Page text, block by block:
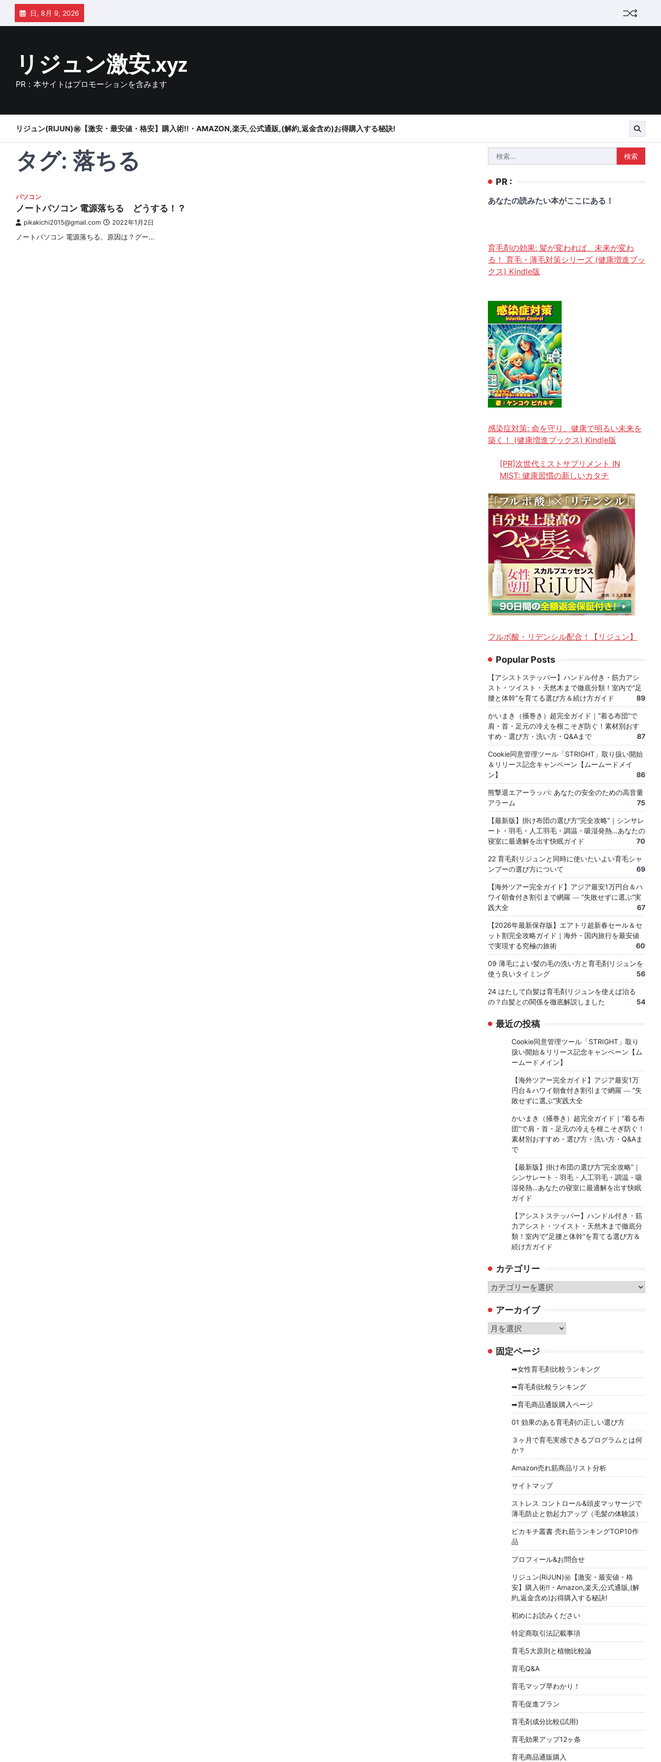
Skip
content
日, 8月 9, 2026
リジュン激安.xyz
PR：本サイトはプロモーションを含みます
リジュン(RIJUN)㊙【激安・最安値・格安】購入術!!・AMAZON,楽天,公式通販,(解約,返金含め)お得購入する秘訣!
タグ: 落ちる
パソコン
ノートパソコン 電源落ちる どうする！？
pikakichi2015@gmail.com 2022年1月2日
ノートパソコン 電源落ちる。原因は？グー…
索:
PR :
あなたの読みたい本がここにある！
育毛剤の効果: 髪が変われば、未来が変わ
る！ 育毛・薄毛対策シリーズ (健康増進ブッ
クス) Kindle版
感染症対策: 命を守り、健康で明るい未来を
築く！ (健康増進ブックス) Kindle版
[PR]次世代ミストサプリメント IN
MIST: 健康習慣の新しいカタチ
フルボ酸・リデンシル配合！【リジュン】
Popular Posts
【アシストステッパー】ハンドル付き・筋力アシ
スト・ツイスト・天然木まで徹底分類！室内で“足
腰と体幹”を育てる選び方＆続け方ガイド
89
かいまき（掻巻き）超完全ガイド｜“着る布団”で
肩・首・足元の冷えを根こそぎ防ぐ！素材別おす
すめ・選び方・洗い方・Q&Aまで
87
Cookie同意管理ツール「STRIGHT」取り扱い開始
＆リリース記念キャンペーン【ムームードメイ
ン】
86
熊撃退エアーラッパ: あなたの安全のための高音量
アラーム
75
【最新版】掛け布団の選び方“完全攻略”｜シンサレ
ート・羽毛・人工羽毛・調温・吸湿発熱…あなたの
寝室に最適解を出す快眠ガイド
70
22 育毛剤リジュンと同時に使いたいよい育毛シャ
ンプーの選び方について
69
【海外ツアー完全ガイド】アジア最安1万円台＆ハ
ワイ朝食付き割引まで網羅 ― “失敗せずに選ぶ”実
践大全
67
【2026年最新保存版】エアトリ超新春セール＆セ
ット割完全攻略ガイド｜海外・国内旅行を最安値
で実現する究極の旅術
60
09 薄毛によい髪の毛の洗い方と育毛剤リジュンを
使う良いタイミング
56
24 はたして白髪は育毛剤リジュンを使えば治る
の？白髪との関係を徹底解説しました
54
最近の投稿
Cookie同意管理ツール「STRIGHT」取り
扱い開始＆リリース記念キャンペーン【ム
ームードメイン】
【海外ツアー完全ガイド】アジア最安1万
円台＆ハワイ朝食付き割引まで網羅 ― “失
敗せずに選ぶ”実践大全
かいまき（掻巻き）超完全ガイド｜“着る布
団”で肩・首・足元の冷えを根こそぎ防ぐ！
素材別おすすめ・選び方・洗い方・Q&Aま
で
【最新版】掛け布団の選び方“完全攻略”｜
シンサレート・羽毛・人工羽毛・調温・吸
湿発熱…あなたの寝室に最適解を出す快眠
ガイド
【アシストステッパー】ハンドル付き・筋
力アシスト・ツイスト・天然木まで徹底分
類！室内で“足腰と体幹”を育てる選び方＆
続け方ガイド
カテゴリー
カ
ゴ
リ
ー
アーカイブ
ア
カ 固定ページ
➡女性育毛剤比較ランキング
➡育毛剤比較ランキング
➡育毛商品通販購入ページ
01 効果のある育毛剤の正しい選び方
３ヶ月で育毛実感できるプログラムとは何
か？
Amazon売れ筋商品リスト分析
サイトマップ
ストレス コントロール&頭皮マッサージで
薄毛防止と勃起力アップ（毛髪の体験談）
ピカキチ叢書 売れ筋ランキングTOP10作
品
プロフィール&お問合せ
リジュン(RiJUN)㊙【激安・最安値・格
安】購入術!!・Amazon,楽天,公式通販,(解
約,返金含め)お得購入する秘訣!
初めにお読みください
特定商取引法記載事項
育毛5大原則と植物比較論
育毛Q&A
育毛マップ早わかり！
育毛促進プラン
育毛剤成分比較(試用)
育毛効果アップ12ヶ条
育毛商品通販購入